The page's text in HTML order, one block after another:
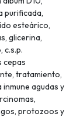
purificada,
esteárico,
glicerina,
c.s.p.
cepas
tratamiento,
agudas y
protozoos y